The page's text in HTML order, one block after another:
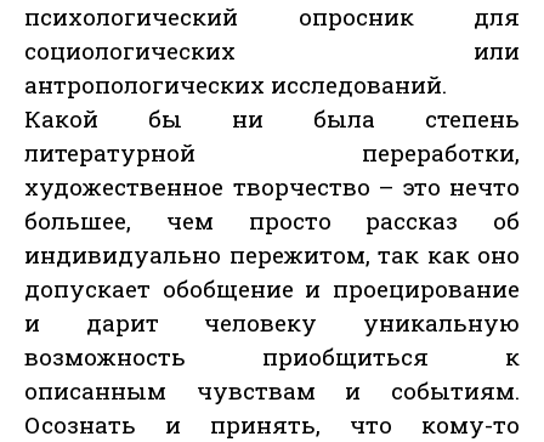
психологический опросник для
социологических или
антропологических исследований.
Какой бы ни была степень
литературной переработки,
художественное творчество – это нечто
большее, чем просто рассказ об
индивидуально пережитом, так как оно
допускает обобщение и проецирование
и дарит человеку уникальную
возможность приобщиться к
описанным чувствам и событиям.
Осознать и принять, что кому-то